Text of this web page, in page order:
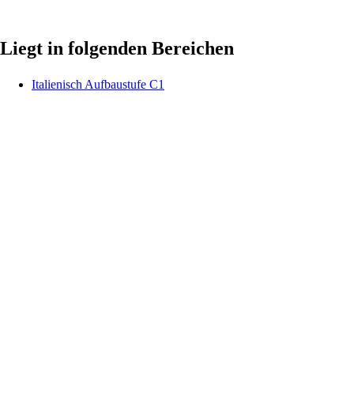
Liegt in folgenden Bereichen
Italienisch Aufbaustufe C1